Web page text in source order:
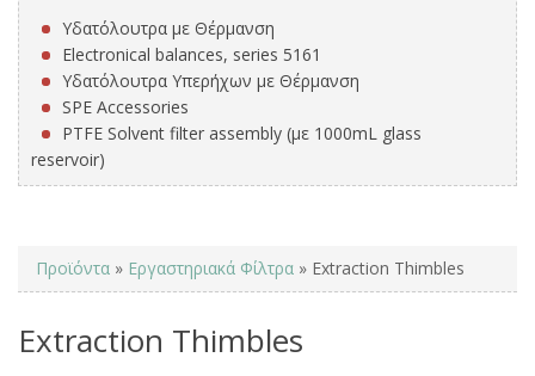
Υδατόλουτρα με Θέρμανση
Electronical balances, series 5161
Υδατόλουτρα Υπερήχων με Θέρμανση
SPE Accessories
PTFE Solvent filter assembly (με 1000mL glass
reservoir)
You are here
Προϊόντα » Εργαστηριακά Φίλτρα » Extraction Thimbles
Extraction Thimbles